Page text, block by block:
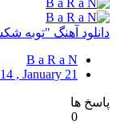
دانلود آهنگ "توبه
B a R a N
, January 21
پاسخ ها
0